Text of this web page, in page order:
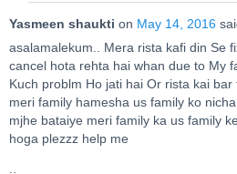
Yasmeen shaukti on May 14, 2016
asalamalekum.. Mera rista kafi din Se
cancel hota rehta hai whan due to My
Kuch problm Ho jati hai Or rista kai
meri family hamesha us family ko
mjhe bataiye meri family ka us family
hoga plezzz help me